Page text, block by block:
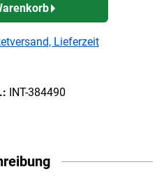
Lieferzeit
INT-384490